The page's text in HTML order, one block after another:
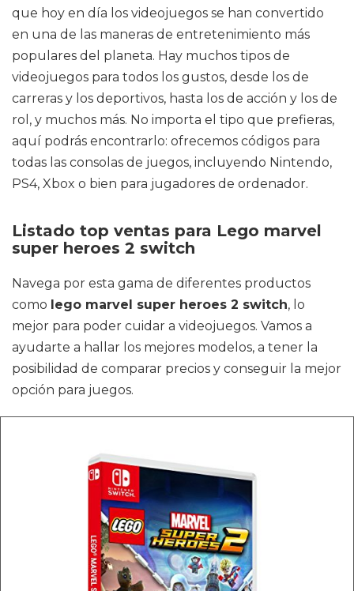
que hoy en día los videojuegos se han convertido
en una de las maneras de entretenimiento más
populares del planeta. Hay muchos tipos de
videojuegos para todos los gustos, desde los de
carreras y los deportivos, hasta los de acción y los de
rol, y muchos más. No importa el tipo que prefieras,
aquí podrás encontrarlo: ofrecemos códigos para
todas las consolas de juegos, incluyendo Nintendo,
PS4, Xbox o bien para jugadores de ordenador.
Listado top ventas para Lego marvel
super heroes 2 switch
Navega por esta gama de diferentes productos
como lego marvel super heroes 2 switch, lo
mejor para poder cuidar a videojuegos. Vamos a
ayudarte a hallar los mejores modelos, a tener la
posibilidad de comparar precios y conseguir la mejor
opción para juegos.